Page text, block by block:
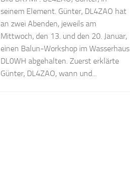
seinem Element. Günter, DL4ZAO hat
an zwei Abenden, jeweils am
Mittwoch, den 13. und den 20. Januar,
einen Balun-Workshop im Wasserhaus
DL0WH abgehalten. Zuerst erklärte
Günter, DL4ZAO, wann und...